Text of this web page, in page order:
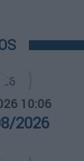
10:06
2026